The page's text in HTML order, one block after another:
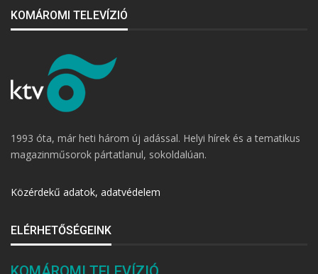
KOMÁROMI TELEVÍZIÓ
1993 óta, már heti három új adással. Helyi hírek és a tematikus
magazinműsorok pártatlanul, sokoldalúan.
Közérdekű adatok, adatvédelem
ELÉRHETŐSÉGEINK